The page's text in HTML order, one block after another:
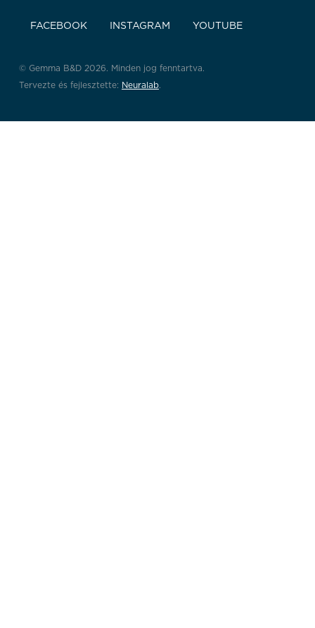
FACEBOOK INSTAGRAM YOUTUBE
© Gemma B&D 2026. Minden jog fenntartva.
Tervezte és fejlesztette: Neuralab.